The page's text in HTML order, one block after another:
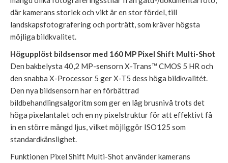
där kamerans storlek och vikt är en stor fördel, till
landskapsfotografering och porträtt, som kräver högsta
möjliga bildkvalitet.
Högupplöst bildsensor med 160 MP Pixel Shift Multi-Shot
Den bakbelysta 40,2 MP-sensorn X-Trans™ CMOS 5 HR och
den snabba X-Processor 5 ger X-T5 dess höga bildkvalitét.
Den nya bildsensorn har en förbättrad
bildbehandlingsalgoritm som ger en låg brusnivå trots det
höga pixelantalet och en ny pixelstruktur för att effektivt få
in en större mängd ljus, vilket möjliggör ISO125 som
standardkänslighet.
Funktionen Pixel Shift Multi-Shot använder kamerans